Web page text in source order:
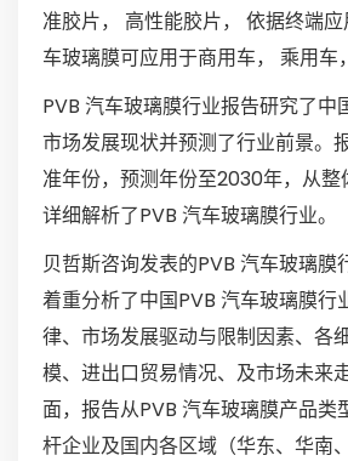
准胶片， 高性能胶片， 依据终端
车玻璃膜可应用于商用车， 乘用车
PVB 汽车玻璃膜行业报告研究了中
市场发展现状并预测了行业前景。
准年份，预测年份至2030年，从整
详细解析了PVB 汽车玻璃膜行业。
贝哲斯咨询发表的PVB 汽车玻璃膜
着重分析了中国PVB 汽车玻璃膜行
律、市场发展驱动与限制因素、各
模、进出口贸易情况、及市场未来
面，报告从PVB 汽车玻璃膜产品类
杆企业及国内各区域（华东、华南